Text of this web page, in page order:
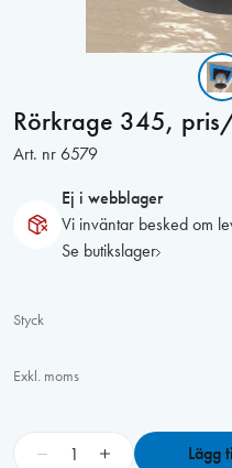
Rörkrage 345,
Art. nr 6579
Ej i webblager
Vi inväntar besked om
Se butikslager
Styck
Exkl. moms
+ Lägg